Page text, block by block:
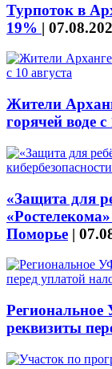
Турпоток в
19% |
Жители
горячей воде с
«Защита для
Поморье |
реквизиты